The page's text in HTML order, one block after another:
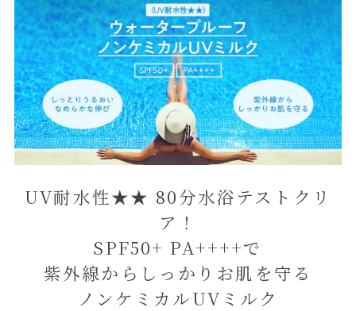
UV耐水性★★ 80分水浴テストクリ
ア！
SPF50+ PA++++で
紫外線からしっかりお肌を守る
ノンケミカルUVミルク